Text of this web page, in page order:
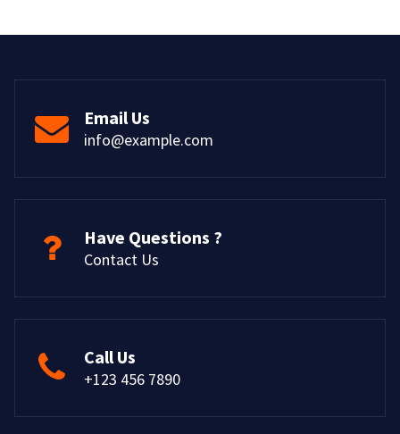
Email Us
info@example.com
Have Questions ?
Contact Us
Call Us
+123 456 7890